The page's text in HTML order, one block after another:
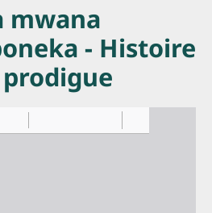
mwana
- Histoire